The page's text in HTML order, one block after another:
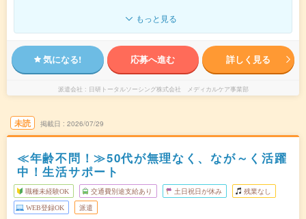
もっと見る
気になる! 応募へ進む 詳しく見る
派遣会社 日研トータルソーシング株式会社 メディカルケア事業部
未読 掲載日 2026/07/29
≪年齢不問！≫50代が無理なく、なが～く活躍
中！生活サポート
職種未経験OK 交通費別途支給あり 土日祝日が休み 残業なし
WEB登録OK 派遣